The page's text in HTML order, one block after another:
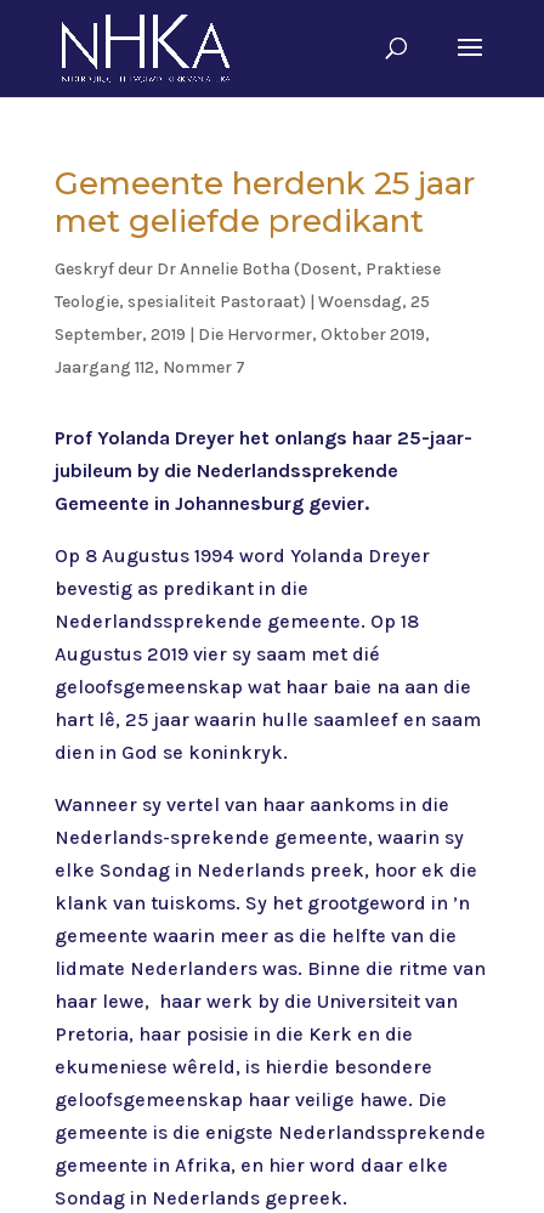
Gemeente herdenk 25 jaar
met geliefde predikant
Geskryf deur Dr Annelie Botha (Dosent, Praktiese
Teologie, spesialiteit Pastoraat) | Woensdag, 25
September, 2019 | Die Hervormer, Oktober 2019,
Jaargang 112, Nommer 7
Prof Yolanda Dreyer het onlangs haar 25-jaar-
jubileum by die Nederlandssprekende
Gemeente in Johannesburg gevier.
Op 8 Augustus 1994 word Yolanda Dreyer
bevestig as predikant in die
Nederlandssprekende gemeente. Op 18
Augustus 2019 vier sy saam met dié
geloofsgemeenskap wat haar baie na aan die
hart lê, 25 jaar waarin hulle saamleef en saam
dien in God se koninkryk.
Wanneer sy vertel van haar aankoms in die
Nederlands-sprekende gemeente, waarin sy
elke Sondag in Nederlands preek, hoor ek die
klank van tuiskoms. Sy het grootgeword in ’n
gemeente waarin meer as die helfte van die
lidmate Nederlanders was. Binne die ritme van
haar lewe, haar werk by die Universiteit van
Pretoria, haar posisie in die Kerk en die
ekumeniese wêreld, is hierdie besondere
geloofsgemeenskap haar veilige hawe. Die
gemeente is die enigste Nederlandssprekende
gemeente in Afrika, en hier word daar elke
Sondag in Nederlands gepreek.